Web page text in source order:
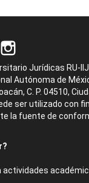
Jurídicas RU-IIJ
Autónoma de
C. P. 04510,
ser utilizado con
la fuente de
actividades